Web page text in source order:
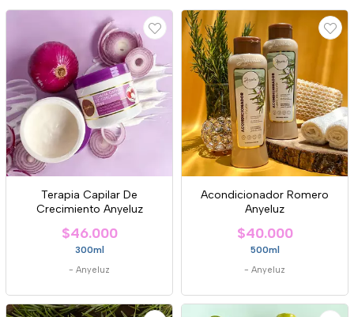
Terapia Capilar De
Crecimiento Anyeluz
$46.000
300ml
- Anyeluz
Acondicionador Romero
Anyeluz
$40.000
500ml
- Anyeluz